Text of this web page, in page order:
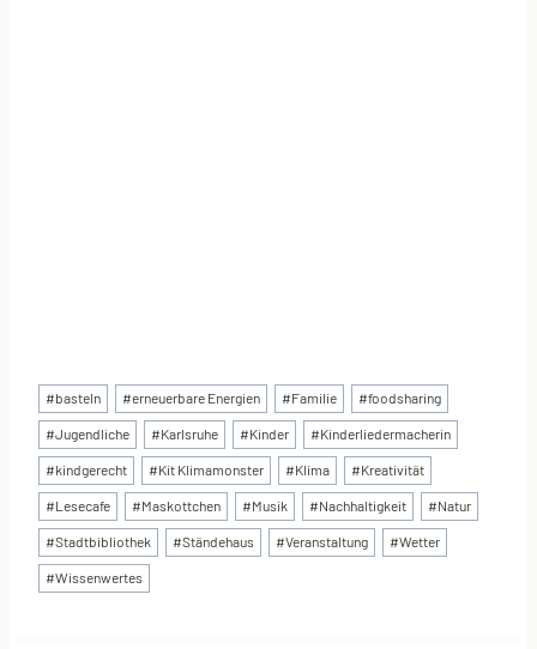
Schlagworte:
#basteln #erneuerbare Energien #Familie #foodsharing
#Jugendliche #Karlsruhe #Kinder #Kinderliedermacherin
#kindgerecht #Kit Klimamonster #Klima #Kreativität
#Lesecafe #Maskottchen #Musik #Nachhaltigkeit #Natur
#Stadtbibliothek #Ständehaus #Veranstaltung #Wetter
#Wissenwertes